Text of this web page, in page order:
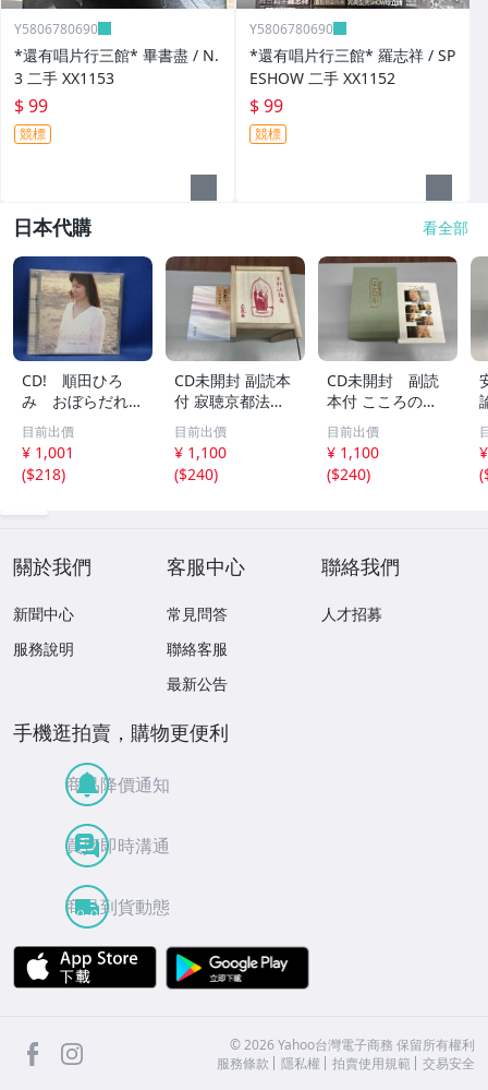
Y5806780690
*還有唱片行三館* 畢書盡 / N.
3 二手 XX1153
$ 99
競標
Y5806780690
*還有唱片行三館* 羅志祥 / SP
ESHOW 二手 XX1152
$ 99
競標
日本代購 看全部
CD! 順田ひろ
み おぼらだれ
ん 帯付き OM
CD-16 42405
目前出價
¥ 1,001
($218)
CD未開封 副読本
付 寂聴京都法話
集 ユーキャン
目前出價
¥ 1,100
($240)
CD未開封 副読
本付 こころの
扉 河合隼雄講話
集
目前出價
¥ 1,100
($240)
(
關於我們
新聞中心
服務說明
客服中心
常見問答
聯絡客服
最新公告
聯絡我們
人才招募
手機逛拍賣，購物更便利
商品降價通知
買賣即時溝通
商品到貨動態
APP Store
facebook ©2026 Yahoo台灣電子商務 保留所有權利
服務條款
隱私權 拍賣使用規範 交易安全